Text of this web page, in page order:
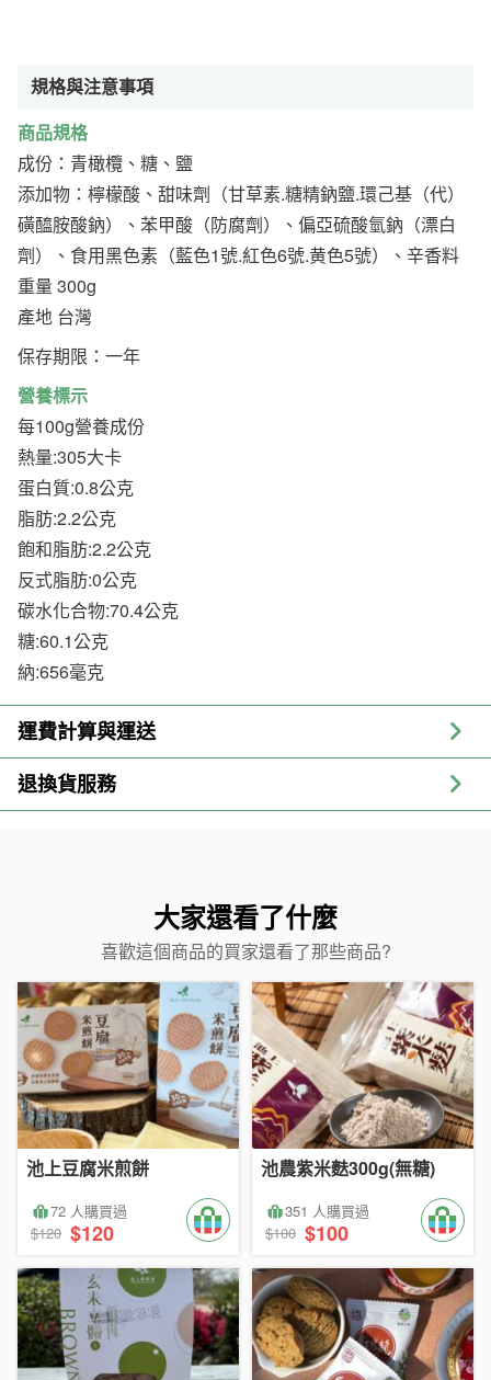
規格與注意事項
商品規格
成份：青橄欖、糖、鹽
添加物：檸檬酸、甜味劑（甘草素.糖精鈉鹽.環己基（代）
磺醯胺酸鈉）、苯甲酸（防腐劑）、偏亞硫酸氫鈉（漂白
劑）、食用黑色素（藍色1號.紅色6號.黄色5號）、辛香料
重量 300g
產地 台灣
保存期限：一年
營養標示
每100g營養成份
熱量:305大卡
蛋白質:0.8公克
脂肪:2.2公克
飽和脂肪:2.2公克
反式脂肪:0公克
碳水化合物:70.4公克
糖:60.1公克
納:656毫克
運費計算與運送
退換貨服務
大家還看了什麼
喜歡這個商品的買家還看了那些商品?
池上豆腐米煎餅
72 人購買過
$120 $120
池農紫米麩300g(無糖)
351 人購買過
$100 $100